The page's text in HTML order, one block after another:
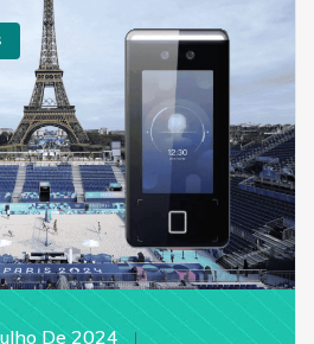
De 2024